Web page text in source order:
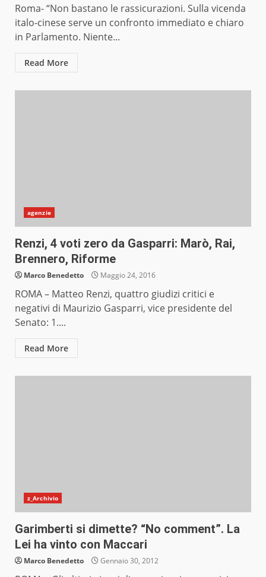
Roma- “Non bastano le rassicurazioni. Sulla vicenda
italo-cinese serve un confronto immediato e chiaro
in Parlamento. Niente...
Read More
agenzie
Renzi, 4 voti zero da Gasparri: Marò, Rai,
Brennero, Riforme
Marco Benedetto Maggio 24, 2016
ROMA – Matteo Renzi, quattro giudizi critici e
negativi di Maurizio Gasparri, vice presidente del
Senato: 1....
Read More
z_Archivio
Garimberti si dimette? “No comment”. La
Lei ha vinto con Maccari
Marco Benedetto Gennaio 30, 2012